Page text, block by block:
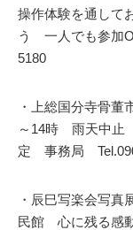
操作体験を通して
う 一人でも参加
5180
・上総国分寺骨
～14時 雨天中止
定 事務局
・辰巳写楽会写
民館 心に残る感